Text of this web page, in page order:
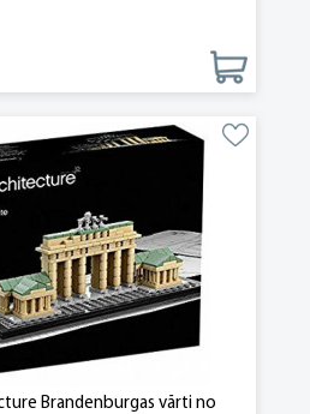
Brandenburgas vārti no